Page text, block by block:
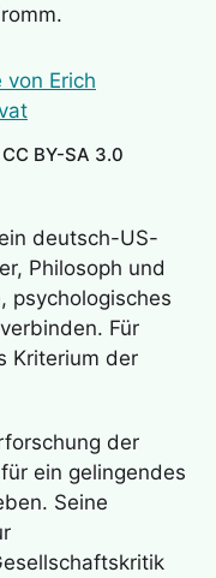
BY-SA 3.0
deutsch-US-
Philosoph und
psychologisches
Für
Kriterium der
der
ein gelingendes
Seine